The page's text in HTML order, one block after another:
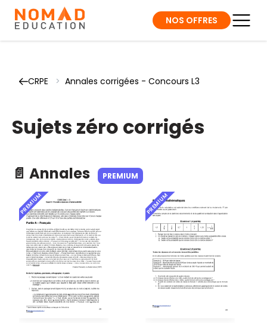
NOS OFFRES
CRPE > Annales corrigées - Concours L3
Sujets zéro corrigés
📄 Annales PREMIUM
PREMIUM PREMIUM